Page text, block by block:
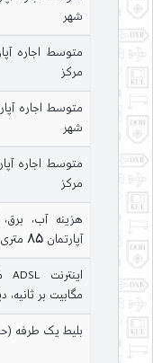
شهر
مرکز
شهر
مرکز
هزینه آب،
آپارتمان 85 متری
مگابیت بر ثانیه،
بلیط یک طرفه